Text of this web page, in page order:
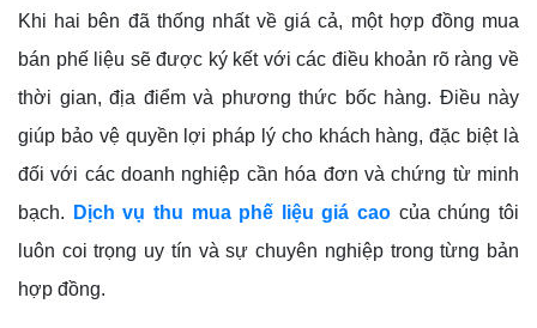
Khi hai bên đã thống nhất về giá cả, một hợp đồng mua
bán phế liệu sẽ được ký kết với các điều khoản rõ ràng về
thời gian, địa điểm và phương thức bốc hàng. Điều này
giúp bảo vệ quyền lợi pháp lý cho khách hàng, đặc biệt là
đối với các doanh nghiệp cần hóa đơn và chứng từ minh
bạch.
Dịch vụ thu mua phế liệu giá cao của chúng tôi
luôn coi trọng uy tín và sự chuyên nghiệp trong từng bản
hợp đồng.